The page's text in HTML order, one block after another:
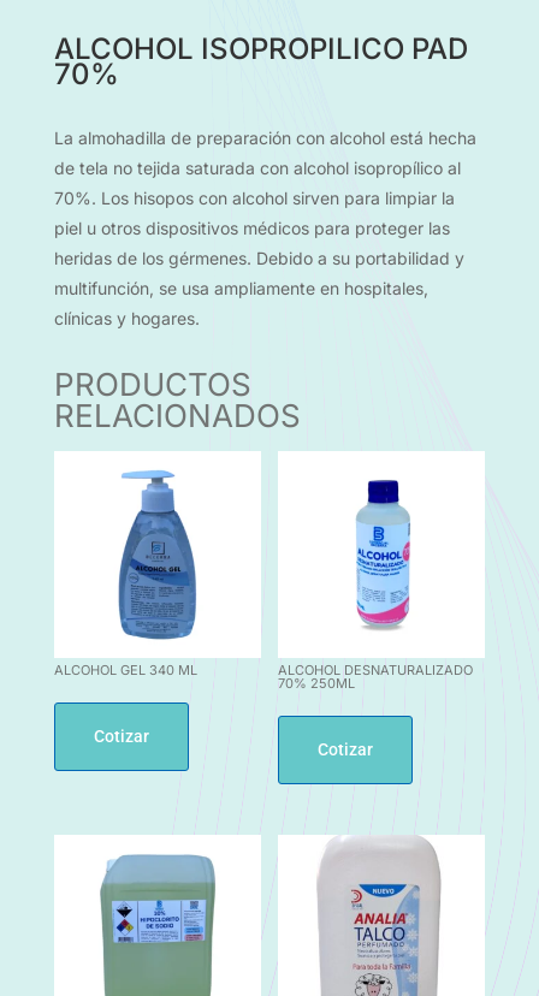
ALCOHOL ISOPROPILICO PAD
70%
La almohadilla de preparación con alcohol está hecha
de tela no tejida saturada con alcohol isopropílico al
70%. Los hisopos con alcohol sirven para limpiar la
piel u otros dispositivos médicos para proteger las
heridas de los gérmenes. Debido a su portabilidad y
multifunción, se usa ampliamente en hospitales,
clínicas y hogares.
PRODUCTOS
RELACIONADOS
ALCOHOL GEL 340 ML
Cotizar
ALCOHOL DESNATURALIZADO
70% 250ML
Cotizar